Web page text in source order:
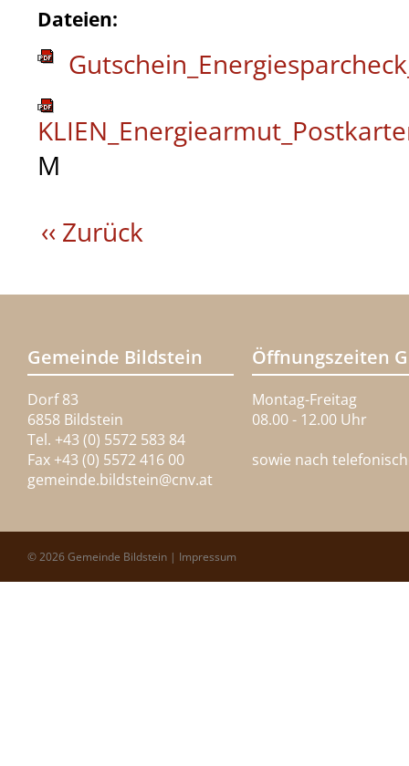
Dateien:
M
‹‹ Zurück
Gemeinde Bildstein
Dorf 83
6858 Bildstein
Tel. +43 (0) 5572 583 84
Fax +43 (0) 5572 416 00
gemeinde.bildstein@cnv.at
Öffnungszeiten
Montag-Freitag
08.00 - 12.00 Uhr
sowie nach
© 2026 Gemeinde Bildstein | Impressum